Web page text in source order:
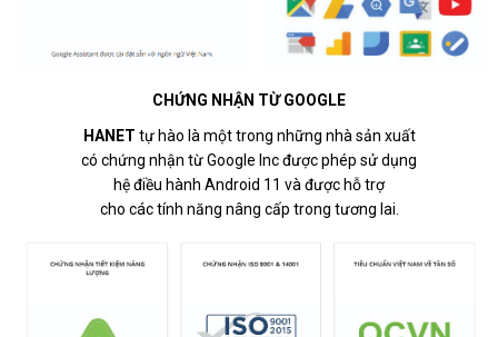
CHỨNG NHẬN TỪ GOOGLE
HANET tự hào là một trong những nhà sản xuất
có chứng nhận từ Google Inc được phép sử dụng
hệ điều hành Android 11 và được hỗ trợ
cho các tính năng nâng cấp trong tương lai.